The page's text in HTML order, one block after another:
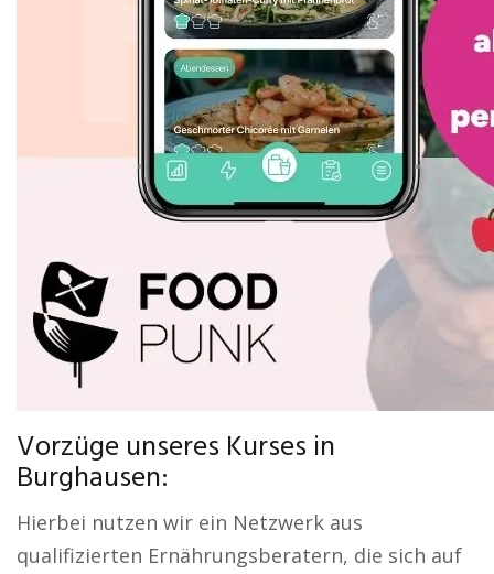
Vorzüge unseres Kurses in
Burghausen:
Hierbei nutzen wir ein Netzwerk aus
qualifizierten Ernährungsberatern, die sich auf